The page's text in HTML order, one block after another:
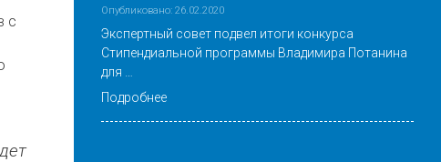
с
Опубликовано: 26.02.2020
Экспертный совет подвел итоги конкурса
Стипендиальной программы Владимира Потанина
для …
Подробнее